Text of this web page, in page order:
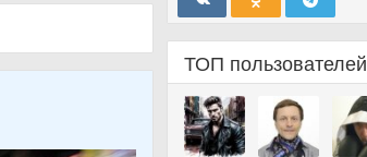
ТОП пользователей